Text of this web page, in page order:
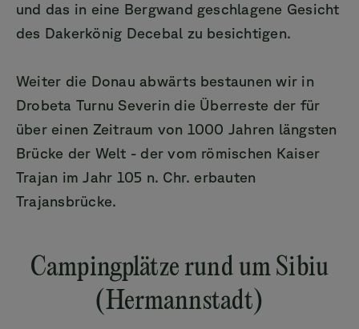
und das in eine Bergwand geschlagene Gesicht
des Dakerkönig Decebal zu besichtigen.
Weiter die Donau abwärts bestaunen wir in
Drobeta Turnu Severin die Überreste der für
über einen Zeitraum von 1000 Jahren längsten
Brücke der Welt - der vom römischen Kaiser
Trajan im Jahr 105 n. Chr. erbauten
Trajansbrücke.
Campingplätze rund um Sibiu
(Hermannstadt)